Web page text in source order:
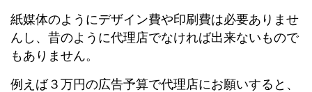
紙媒体のようにデザイン費や印刷費は必要ありませ
んし、昔のように代理店でなければ出来ないもので
もありません。
例えば３万円の広告予算で代理店にお願いすると、